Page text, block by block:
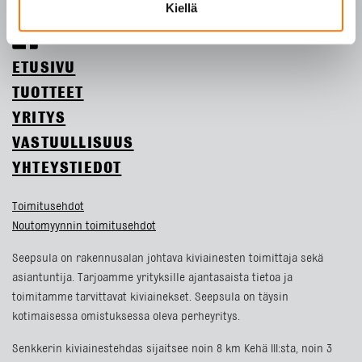
Kiellä
ETUSIVU
TUOTTEET
YRITYS
VASTUULLISUUS
YHTEYSTIEDOT
Toimitusehdot
Noutomyynnin toimitusehdot
Seepsula on rakennusalan johtava kiviainesten toimittaja sekä
asiantuntija. Tarjoamme yrityksille ajantasaista tietoa ja
toimitamme tarvittavat kiviainekset. Seepsula on täysin
kotimaisessa omistuksessa oleva perheyritys.
Senkkerin kiviainestehdas sijaitsee noin 8 km Kehä III:sta, noin 3